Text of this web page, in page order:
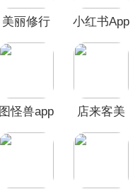
载使用！
美丽修行
小红书App
图怪兽app
店来客美